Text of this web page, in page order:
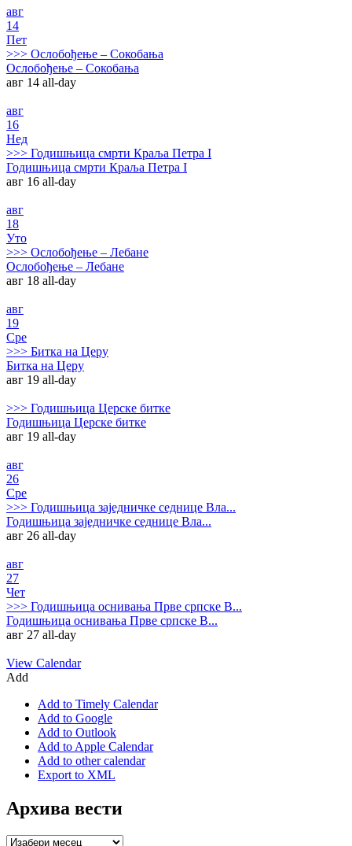
авг
14
Пет
>>> Ослобођење – Сокобања
Ослобођење – Сокобања
авг 14 all-day
авг
16
Нед
>>> Годишњица смрти Краља Петра I
Годишњица смрти Краља Петра I
авг 16 all-day
авг
18
Уто
>>> Ослобођење – Лебане
Ослобођење – Лебане
авг 18 all-day
авг
19
Сре
>>> Битка на Церу
Битка на Церу
авг 19 all-day
>>> Годишњица Церске битке
Годишњица Церске битке
авг 19 all-day
авг
26
Сре
>>> Годишњица заједничке седнице Вла...
Годишњица заједничке седнице Вла...
авг 26 all-day
авг
27
Чет
>>> Годишњица оснивања Прве српске В...
Годишњица оснивања Прве српске В...
авг 27 all-day
View Calendar
Add
Add to Timely Calendar
Add to Google
Add to Outlook
Add to Apple Calendar
Add to other calendar
Export to XML
Архива вести
Архива